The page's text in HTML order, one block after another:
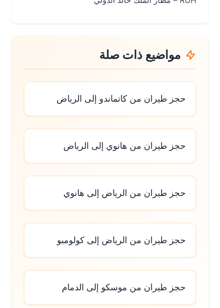
مواضيع ذات صلة
حجز طيران من كاتماندو إلى الرياض
حجز طيران من هانوي إلى الرياض
حجز طيران من الرياض إلى هانوي
حجز طيران من الرياض إلى كولومبو
حجز طيران من موسكو إلى الدمام